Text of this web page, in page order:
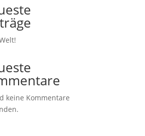
keine Kommentare